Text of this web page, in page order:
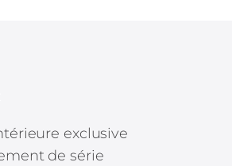
exclusive
de série